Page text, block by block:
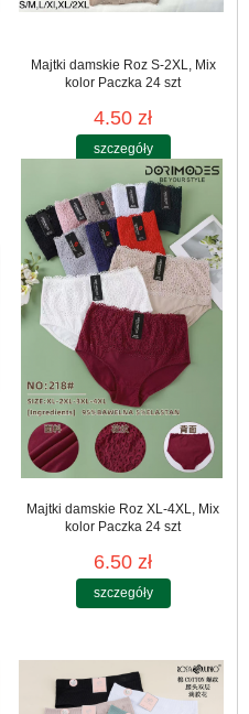
Majtki damskie Roz S-2XL, Mix
kolor Paczka 24 szt
4.50 zł
szczegóły
Majtki damskie Roz XL-4XL, Mix
kolor Paczka 24 szt
6.50 zł
szczegóły